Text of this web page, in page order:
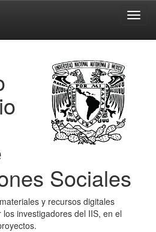
Sociales
y recursos digitales
investigadores del IIS, en el